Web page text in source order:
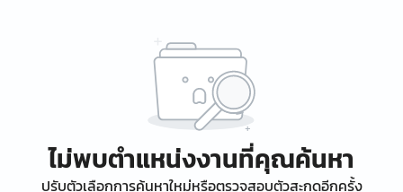
ไม่พบตำแหน่งงานที่คุณค้นหา
ปรับตัวเลือกการค้นหาใหม่หรือตรวจสอบตัวสะกดอีกครั้ง